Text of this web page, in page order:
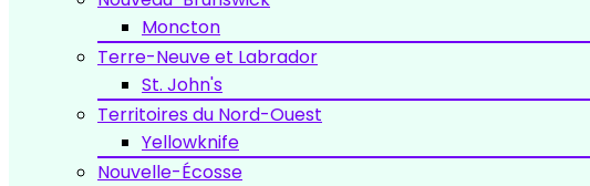
Moncton
Terre-Neuve et Labrador
St. John's
Territoires du Nord-Ouest
Yellowknife
Nouvelle-Écosse